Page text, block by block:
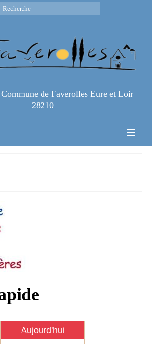
de Faverolles Eure et Loir
28210
règlementaires
horaires
dans la presse
Infos – Format
Aujourd'hui